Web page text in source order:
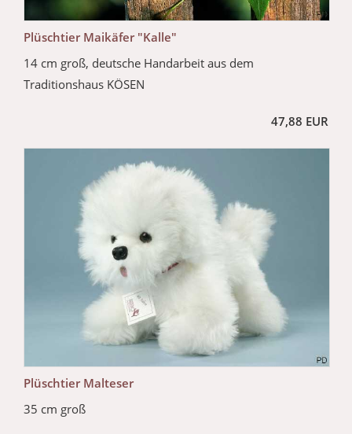
Plüschtier Maikäfer "Kalle"
14 cm groß, deutsche Handarbeit aus dem
Traditionshaus KÖSEN
47,88 EUR
Plüschtier Malteser
35 cm groß